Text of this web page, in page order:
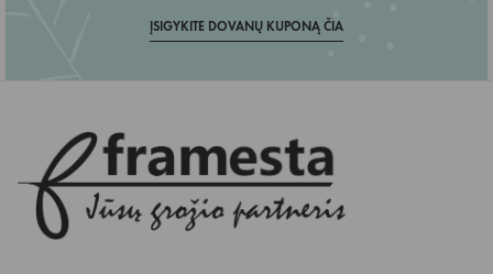
ĮSIGYKITE DOVANŲ KUPONĄ ČIA